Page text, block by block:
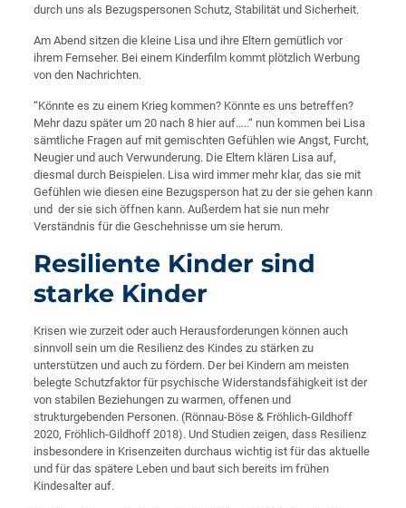
durch uns als Bezugspersonen Schutz, Stabilität und Sicherheit.
Am Abend sitzen die kleine Lisa und ihre Eltern gemütlich vor
ihrem Fernseher. Bei einem Kinderfilm kommt plötzlich Werbung
von den Nachrichten.
“Könnte es zu einem Krieg kommen? Könnte es uns betreffen?
Mehr dazu später um 20 nach 8 hier auf…..“ nun kommen bei Lisa
sämtliche Fragen auf mit gemischten Gefühlen wie Angst, Furcht,
Neugier und auch Verwunderung. Die Eltern klären Lisa auf,
diesmal durch Beispielen. Lisa wird immer mehr klar, das sie mit
Gefühlen wie diesen eine Bezugsperson hat zu der sie gehen kann
und der sie sich öffnen kann. Außerdem hat sie nun mehr
Verständnis für die Geschehnisse um sie herum.
Resiliente Kinder sind
starke Kinder
Krisen wie zurzeit oder auch Herausforderungen können auch
sinnvoll sein um die Resilienz des Kindes zu stärken zu
unterstützen und auch zu fördern. Der bei Kindern am meisten
belegte Schutzfaktor für psychische Widerstandsfähigkeit ist der
von stabilen Beziehungen zu warmen, offenen und
strukturgebenden Personen. (Rönnau-Böse & Fröhlich-Gildhoff
2020, Fröhlich-Gildhoff 2018). Und Studien zeigen, dass Resilienz
insbesondere in Krisenzeiten durchaus wichtig ist für das aktuelle
und für das spätere Leben und baut sich bereits im frühen
Kindesalter auf.